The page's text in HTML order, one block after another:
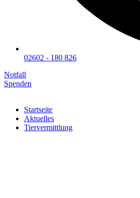
02602 - 180 826
Notfall
Spenden
Startseite
Aktuelles
Tiervermittlung